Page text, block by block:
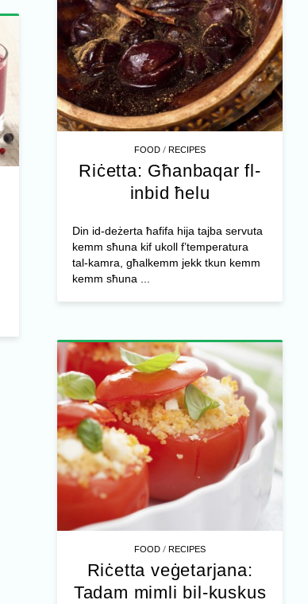
FOOD /RECIPES
Riċetta: Għanbaqar fl-
inbid ħelu
Din id-deżerta ħafifa hija tajba servuta
kemm sħuna kif ukoll f’temperatura
tal-kamra, għalkemm jekk tkun kemm
kemm sħuna ...
FOOD /RECIPES
Riċetta veġetarjana:
Tadam mimli bil-kuskus